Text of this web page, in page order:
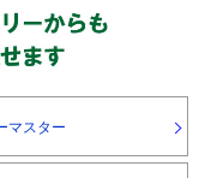
マスター